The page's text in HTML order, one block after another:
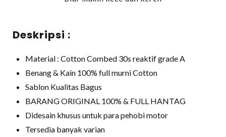
Deskripsi :
Material : Cotton Combed 30s reaktif grade A
Benang & Kain 100% full murni Cotton
Sablon Kualitas Bagus
BARANG ORIGINAL 100% & FULL HANTAG
Didesain khusus untuk para pehobi motor
Tersedia banyak varian